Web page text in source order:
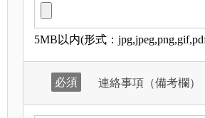
5MB以内(形式：jpg,jpeg,png,gif,pdf
必須 連絡事項（備考欄）